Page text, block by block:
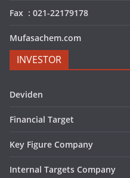
Fax : 021-22179178
Mufasachem.com
INVESTOR
Deviden
Financial Target
Key Figure Company
Internal Targets Company